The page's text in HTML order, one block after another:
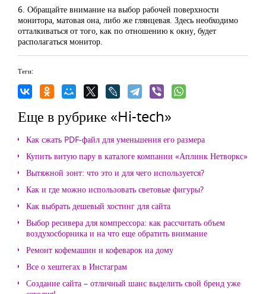
6. Обращайте внимание на выбор рабочей поверхности
монитора, матовая она, либо же глянцевая. Здесь необходимо
отталкиваться от того, как по отношению к окну, будет
располагаться монитор.
Теги:
Еще в рубрике «Hi-tech»
Как сжать PDF-файл для уменьшения его размера
Купить витую пару в каталоге компании «Аплинк Нетворкс»
Вытяжной зонт: что это и для чего используется?
Как и где можно использовать световые фигуры?
Как выбрать дешевый хостинг для сайта
Выбор ресивера для компрессора: как рассчитать объем
воздухосборника и на что еще обратить внимание
Ремонт кофемашин и кофеварок на дому
Все о хештегах в Инстаграм
Создание сайта – отличный шанс выделить свой бренд уже